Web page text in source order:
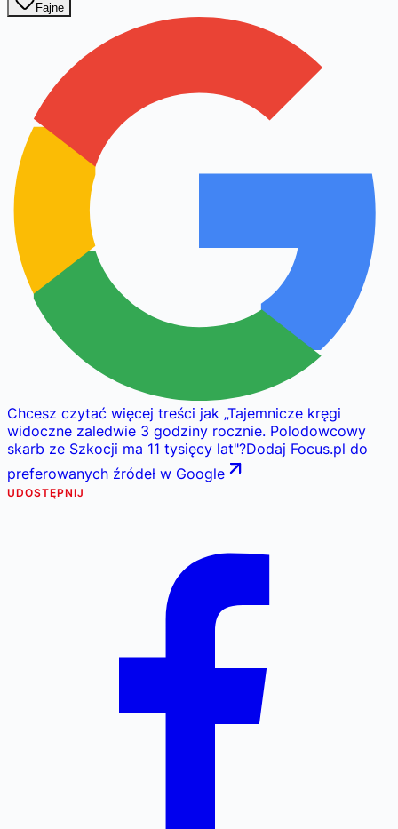
Fajne
Chcesz czytać więcej treści jak „Tajemnicze kręgi
widoczne zaledwie 3 godziny rocznie. Polodowcowy
skarb ze Szkocji ma 11 tysięcy lat"?Dodaj Focus.pl do
preferowanych źródeł w Google
UDOSTĘPNIJ